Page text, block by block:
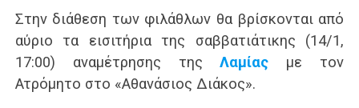
Στην διάθεση των φιλάθλων θα βρίσκονται από
αύριο τα εισιτήρια της σαββατιάτικης (14/1,
17:00) αναμέτρησης τηςΛαμίας με τον
Ατρόμητο στο «Αθανάσιος Διάκος».